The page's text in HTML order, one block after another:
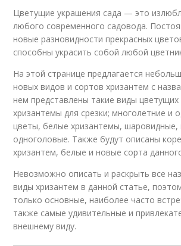
Цветущие украшения сада — это
любого современного садовода.
новые разновидности прекрасных
способны украсить собой любой
На этой странице предлагается
новых видов и сортов хризантем с
нем представлены такие виды цветущих
хризантемы для срезки; многолетние и
цветы, белые хризантемы, шаровидные,
одноголовые. Также будут описаны
хризантем, белые и новые сорта
Невозможно описать и раскрыть все
виды хризантем в данной статье,
только основные, наиболее часто
также самые удивительные и
внешнему виду.